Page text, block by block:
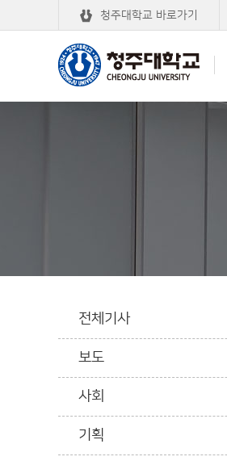
청주대학교 바로가기
전체기사
보도
사회
기획